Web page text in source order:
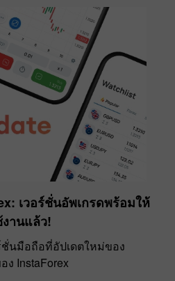
เวอร์ชั่นอัพเกรดพร้อมให้
านแล้ว!
ชั่นมือถือที่อัปเดตใหม่ของ
InstaForex